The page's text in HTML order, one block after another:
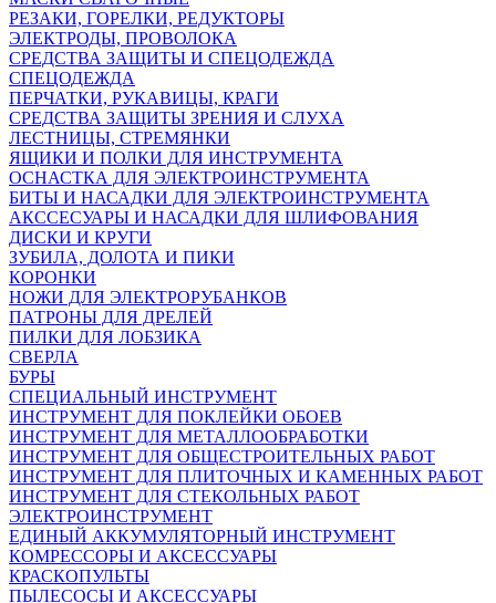
РЕЗАКИ, ГОРЕЛКИ, РЕДУКТОРЫ
ЭЛЕКТРОДЫ, ПРОВОЛОКА
СРЕДСТВА ЗАЩИТЫ И СПЕЦОДЕЖДА
СПЕЦОДЕЖДА
ПЕРЧАТКИ, РУКАВИЦЫ, КРАГИ
СРЕДСТВА ЗАЩИТЫ ЗРЕНИЯ И СЛУХА
ЛЕСТНИЦЫ, СТРЕМЯНКИ
ЯЩИКИ И ПОЛКИ ДЛЯ ИНСТРУМЕНТА
ОСНАСТКА ДЛЯ ЭЛЕКТРОИНСТРУМЕНТА
БИТЫ И НАСАДКИ ДЛЯ ЭЛЕКТРОИНСТРУМЕНТА
АКССЕСУАРЫ И НАСАДКИ ДЛЯ ШЛИФОВАНИЯ
ДИСКИ И КРУГИ
ЗУБИЛА, ДОЛОТА И ПИКИ
КОРОНКИ
НОЖИ ДЛЯ ЭЛЕКТРОРУБАНКОВ
ПАТРОНЫ ДЛЯ ДРЕЛЕЙ
ПИЛКИ ДЛЯ ЛОБЗИКА
СВЕРЛА
БУРЫ
СПЕЦИАЛЬНЫЙ ИНСТРУМЕНТ
ИНСТРУМЕНТ ДЛЯ ПОКЛЕЙКИ ОБОЕВ
ИНСТРУМЕНТ ДЛЯ МЕТАЛЛООБРАБОТКИ
ИНСТРУМЕНТ ДЛЯ ОБЩЕСТРОИТЕЛЬНЫХ РАБОТ
ИНСТРУМЕНТ ДЛЯ ПЛИТОЧНЫХ И КАМЕННЫХ РАБОТ
ИНСТРУМЕНТ ДЛЯ СТЕКОЛЬНЫХ РАБОТ
ЭЛЕКТРОИНСТРУМЕНТ
ЕДИНЫЙ АККУМУЛЯТОРНЫЙ ИНСТРУМЕНТ
КОМРЕССОРЫ И АКСЕССУАРЫ
КРАСКОПУЛЬТЫ
ПЫЛЕСОСЫ И АКСЕССУАРЫ